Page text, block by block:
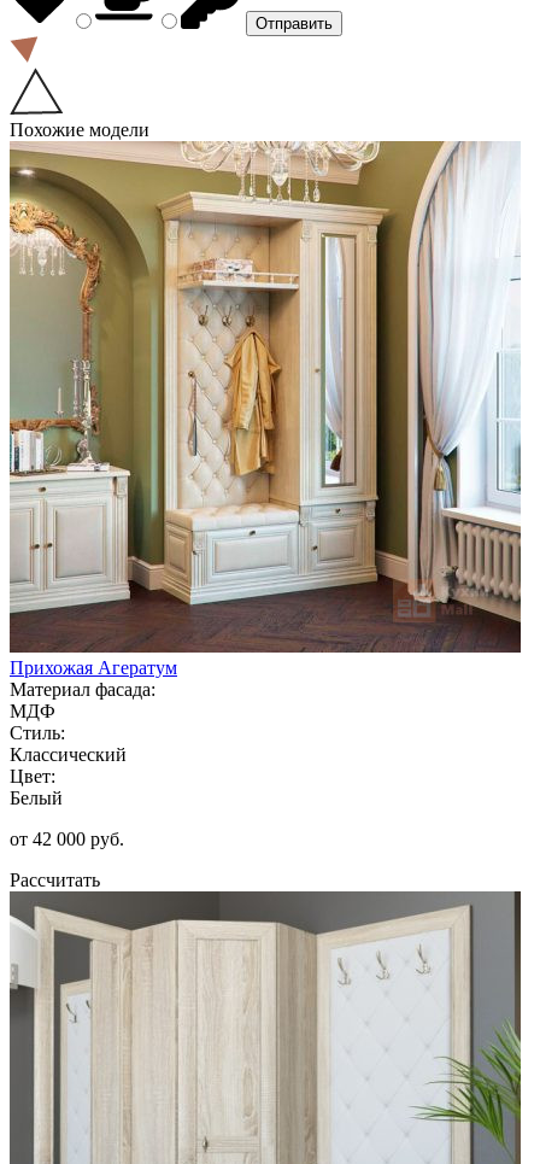
Похожие модели
Прихожая Агератум
Материал фасада:
МДФ
Стиль:
Классический
Цвет:
Белый
от 42 000 руб.
Рассчитать